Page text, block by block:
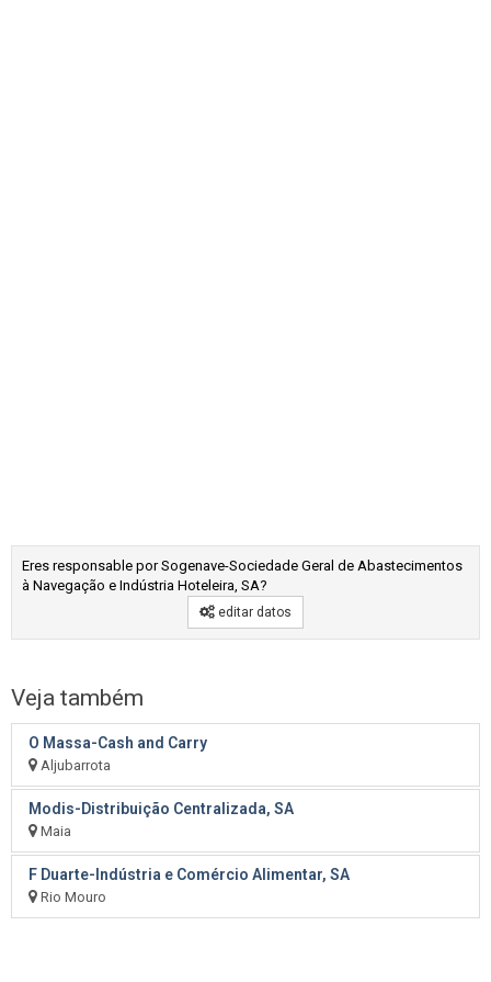
Eres responsable por Sogenave-Sociedade Geral de Abastecimentos
à Navegação e Indústria Hoteleira, SA?
editar datos
Veja também
O Massa-Cash and Carry
Aljubarrota
Modis-Distribuição Centralizada, SA
Maia
F Duarte-Indústria e Comércio Alimentar, SA
Rio Mouro